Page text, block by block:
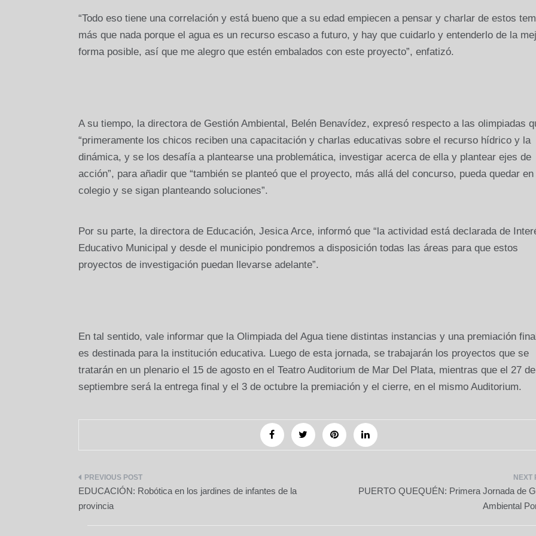
“Todo eso tiene una correlación y está bueno que a su edad empiecen a pensar y charlar de estos
más que nada porque el agua es un recurso escaso a futuro, y hay que cuidarlo y entenderlo de la
forma posible, así que me alegro que estén embalados con este proyecto”, enfatizó.
A su tiempo, la directora de Gestión Ambiental, Belén Benavídez, expresó respecto a las olimpiadas
“primeramente los chicos reciben una capacitación y charlas educativas sobre el recurso hídrico y la
dinámica, y se los desafía a plantearse una problemática, investigar acerca de ella y plantear ejes de
acción”, para añadir que “también se planteó que el proyecto, más allá del concurso, pueda quedar en
colegio y se sigan planteando soluciones”.
Por su parte, la directora de Educación, Jesica Arce, informó que “la actividad está declarada de
Educativo Municipal y desde el municipio pondremos a disposición todas las áreas para que estos
proyectos de investigación puedan llevarse adelante”.
En tal sentido, vale informar que la Olimpiada del Agua tiene distintas instancias y una premiación
es destinada para la institución educativa. Luego de esta jornada, se trabajarán los proyectos que se
tratarán en un plenario el 15 de agosto en el Teatro Auditorium de Mar Del Plata, mientras que el 27 de
septiembre será la entrega final y el 3 de octubre la premiación y el cierre, en el mismo Auditorium.
Navegación
de
entradas
EDUCACIÓN: Robótica en los jardines de infantes de la
provincia
PUERTO QUEQUÉN: Primera Jornada de
Ambiental